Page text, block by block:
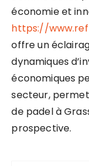
économie et
https://
offre un
dynamiques
économiques
secteur,
de padel à
prospective.